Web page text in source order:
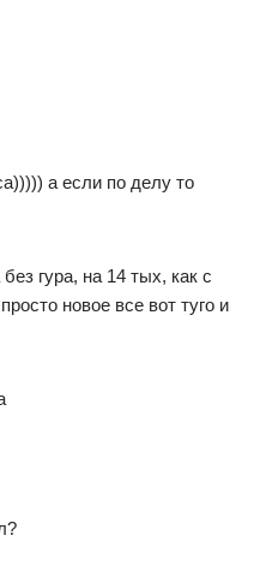
а если по делу то
гура, на 14 тых, как с
новое все вот туго и